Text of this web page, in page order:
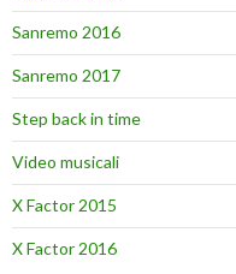
Sanremo 2016
Sanremo 2017
Step back in time
Video musicali
X Factor 2015
X Factor 2016